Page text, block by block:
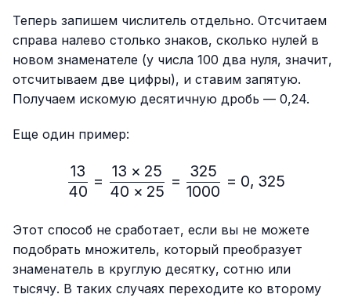
Теперь запишем числитель отдельно. Отсчитаем
справа налево столько знаков, сколько нулей в
новом знаменателе (у числа 100 два нуля, значит,
отсчитываем две цифры), и ставим запятую.
Получаем искомую десятичную дробь — 0,24.
Еще один пример:
\frac{13}{40}=\frac{13
40
13
=
40 × 25
13 × 25
=
1000
325
= 0, 325
Этот способ не сработает, если вы не можете
подобрать множитель, который преобразует
знаменатель в круглую десятку, сотню или
тысячу. В таких случаях переходите ко второму